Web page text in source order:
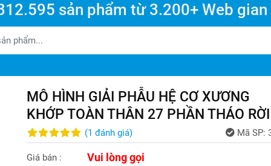
sản phẩm từ 3.200+ Web gian
MÔ HÌNH GIẢI PHẪU HỆ CƠ XƯƠNG
KHỚP TOÀN THÂN 27 PHẦN THÁO RỜI
(1 đánh giá) Mã SP:
Giá bán : Vui lòng gọi